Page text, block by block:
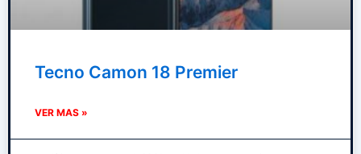
Tecno Camon 18 Premier
VER MAS »